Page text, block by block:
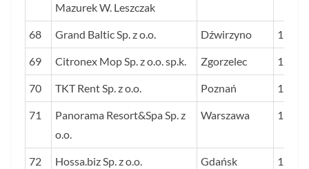
Mazurek W. Leszczak
68 Grand Baltic Sp. z o.o. Dźwirzyno 16
69 Citronex Mop Sp. z o.o. sp.k. Zgorzelec 15
70 TKT Rent Sp. z o.o. Poznań 15
71
Panorama Resort&Spa Sp. z
o.o.
Warszawa 15
72 Hossa.biz Sp. z o.o. Gdańsk 15